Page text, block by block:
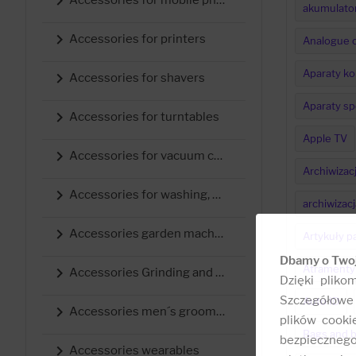
 Accessories for printers
 Accessories for shavers
 Accessories for turntables
 Accessories for vacuum cleaners
 Accessories for washing, drying and ironing
 Accessories garden machines
 Accessories Grinding and Polishing
 Accessories men´s grooming
 Accessories wearables
Analogue
Aparaty
Aparaty
Apple TV
Auto ID
Bags and
Dbamy o
Dzięki
plików